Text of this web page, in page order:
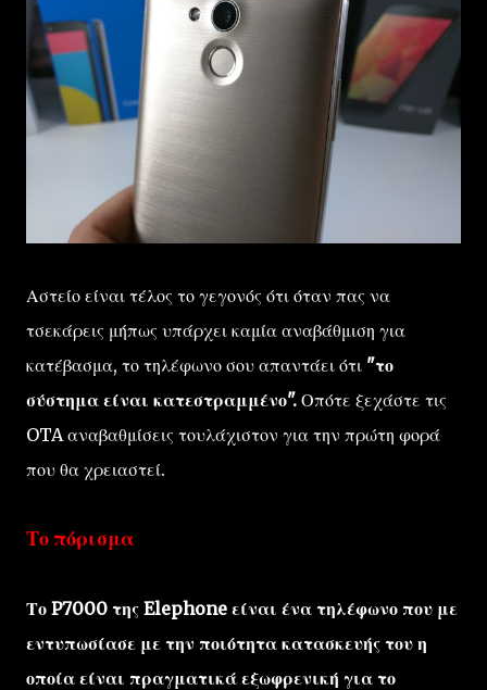
Αστείο είναι τέλος το γεγονός ότι όταν πας να
τσεκάρεις μήπως υπάρχει καμία αναβάθμιση για
κατέβασμα, το τηλέφωνο σου απαντάει ότι "το
σύστημα είναι κατεστραμμένο". Οπότε ξεχάστε τις
OTA αναβαθμίσεις τουλάχιστον για την πρώτη φορά
που θα χρειαστεί.
Το πόρισμα
Το P7000 της Elephone είναι ένα τηλέφωνο που με
εντυπωσίασε με την ποιότητα κατασκευής του η
οποία είναι πραγματικά εξωφρενική για το